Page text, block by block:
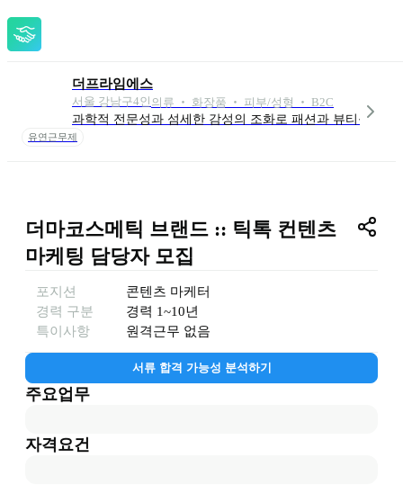
더프라임에스
서울 강남구4인 의류 ‧ 화장품 ‧ 피부/성형 ‧ B2C
과학적 전문성과 섬세한 감성의 조화로 패션과 뷰티를 아
유연근무제
더마코스메틱 브랜드 :: 틱톡 컨텐츠
마케팅 담당자 모집
포지션
콘텐츠 마케터
경력 구분
경력 1~10년
특이사항
원격근무 없음
서류 합격 가능성 분석하기
주요업무
자격요건